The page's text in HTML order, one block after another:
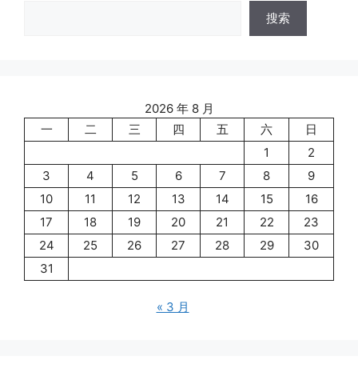
搜索
2026 年 8 月
一
二 三 四 五 六
日
1
2
3
4 5 6 7 8
9
10
11 12 13 14 15
16
17
18 19 20 21 22
23
24
25 26 27 28 29
30
31
« 3 月